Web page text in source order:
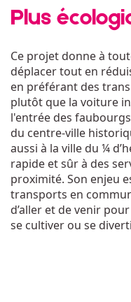
Plus
Ce projet donne à
déplacer tout en
en préférant des
plutôt que la voiture
l'entrée des
du centre-ville
aussi à la ville du ¼
rapide et sûr à des
proximité. Son enjeu
transports en
d’aller et de venir
se cultiver ou se